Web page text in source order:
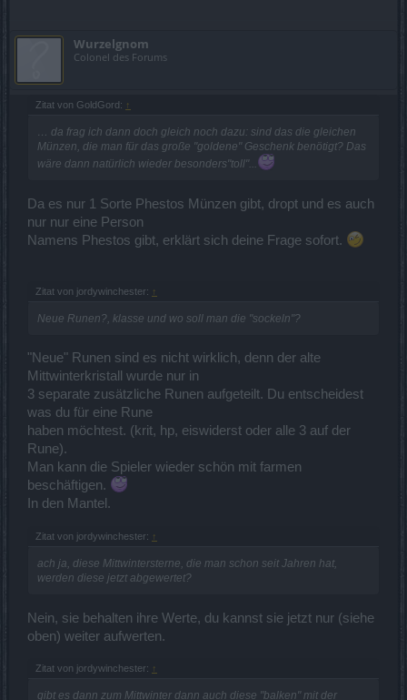
Wurzelgnom
Colonel des Forums
Zitat von GoldGord: ↑
… da frag ich dann doch gleich noch dazu: sind das die gleichen
Münzen, die man für das große "goldene" Geschenk benötigt? Das
wäre dann natürlich wieder besonders"toll"...
Da es nur 1 Sorte Phestos Münzen gibt, dropt und es auch
nur nur eine Person
Namens Phestos gibt, erklärt sich deine Frage sofort.
Zitat von jordywinchester: ↑
Neue Runen?, klasse und wo soll man die "sockeln"?
"Neue" Runen sind es nicht wirklich, denn der alte
Mittwinterkristall wurde nur in
3 separate zusätzliche Runen aufgeteilt. Du entscheidest
was du für eine Rune
haben möchtest. (krit, hp, eiswiderst oder alle 3 auf der
Rune).
Man kann die Spieler wieder schön mit farmen
beschäftigen.
In den Mantel.
Zitat von jordywinchester: ↑
ach ja, diese Mittwintersterne, die man schon seit Jahren hat,
werden diese jetzt abgewertet?
Nein, sie behalten ihre Werte, du kannst sie jetzt nur (siehe
oben) weiter aufwerten.
Zitat von jordywinchester: ↑
gibt es dann zum Mittwinter dann auch diese "balken" mit der